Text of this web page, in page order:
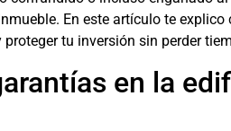
En este artículo te
tu inversión sin perder
en la